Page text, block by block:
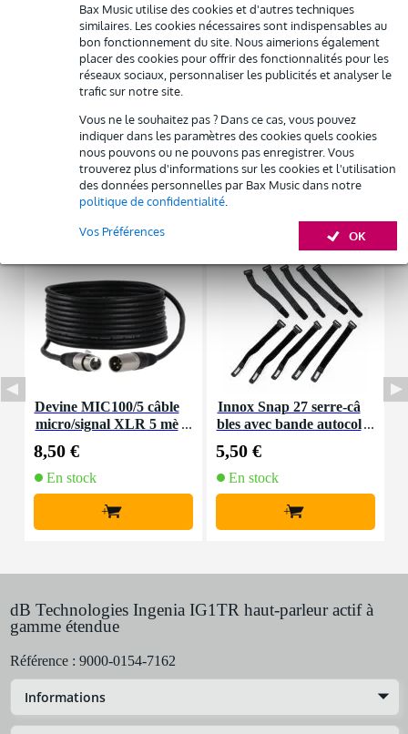
Bax Music utilise des cookies et d'autres techniques
similaires. Les cookies nécessaires sont indispensables au
bon fonctionnement du site. Nous aimerions également
placer des cookies pour offrir des fonctionnalités pour les
réseaux sociaux, personnaliser les publicités et analyser le
trafic sur notre site.
Vous ne le souhaitez pas ? Dans ce cas, vous pouvez
indiquer dans les paramètres des cookies quels cookies
nous pouvons ou ne pouvons pas enregistrer. Vous
trouverez plus d'informations sur les cookies et l'utilisation
des données personnelles par Bax Music dans notre
politique de confidentialité
OK
Vos Préférences
Louez ce produit à partir de 103 € par mois
Location de plusieurs produits à la fois : min. 300 € et max.
2 500 €
gratuite
Résiliation possible du contrat après 4 mois
Possibilité d'acheter votre/vos produit(s) à un tarif réduit
Remplacement rapide par Bax Music en cas de défectuosité
Louez ce produit
Informations
Type de haut-parleur : haut-parleur actif à 2 voies
spl maximum : 128 dB
Afficher toutes les caractéristiques du produit
Accessoires (5)
Devine MIC100/5 câble
micro/signal XLR 5 mè
8,50 €
En stock
+
Innox Snap 27 serre-câ
bles avec bande autocol
5,50 €
En stock
+
dB Technologies Ingenia IG1TR haut-parleur actif à
gamme étendue
Référence : 9000-0154-7162
Informations